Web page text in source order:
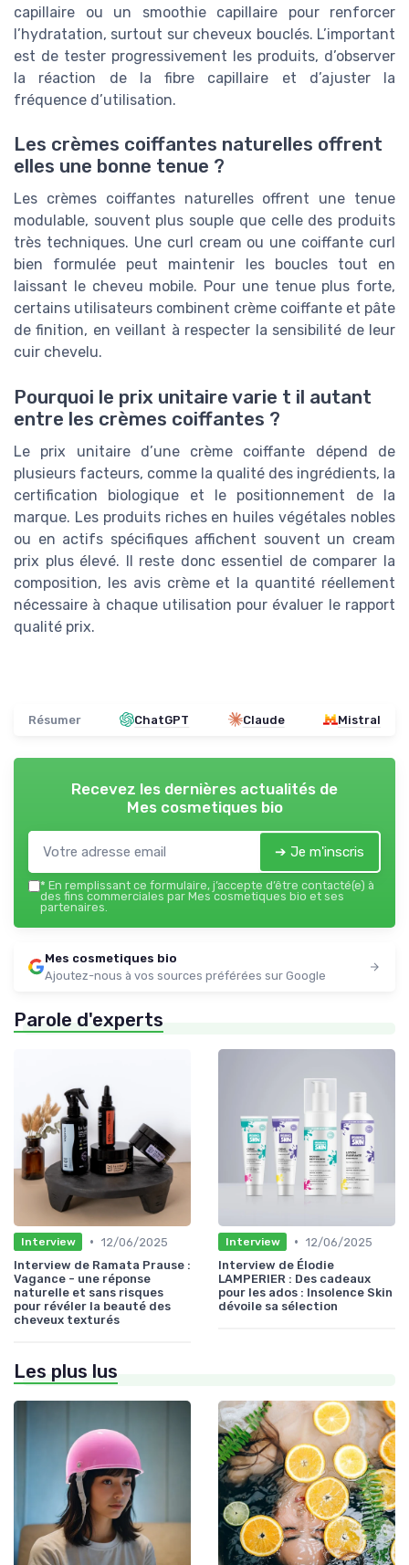
capillaire ou un smoothie capillaire pour renforcer
l’hydratation, surtout sur cheveux bouclés. L’important
est de tester progressivement les produits, d’observer
la réaction de la fibre capillaire et d’ajuster la
fréquence d’utilisation.
Les crèmes coiffantes naturelles offrent
elles une bonne tenue ?
Les crèmes coiffantes naturelles offrent une tenue
modulable, souvent plus souple que celle des produits
très techniques. Une curl cream ou une coiffante curl
bien formulée peut maintenir les boucles tout en
laissant le cheveu mobile. Pour une tenue plus forte,
certains utilisateurs combinent crème coiffante et pâte
de finition, en veillant à respecter la sensibilité de leur
cuir chevelu.
Pourquoi le prix unitaire varie t il autant
entre les crèmes coiffantes ?
Le prix unitaire d’une crème coiffante dépend de
plusieurs facteurs, comme la qualité des ingrédients, la
certification biologique et le positionnement de la
marque. Les produits riches en huiles végétales nobles
ou en actifs spécifiques affichent souvent un cream
prix plus élevé. Il reste donc essentiel de comparer la
composition, les avis crème et la quantité réellement
nécessaire à chaque utilisation pour évaluer le rapport
qualité prix.
Résumer ChatGPT Claude Mistral
Recevez les dernières actualités de
Mes cosmetiques bio
➔ Je m'inscris
* En remplissant ce formulaire, j’accepte d’être contacté(e) à
des fins commerciales par Mes cosmetiques bio et ses
partenaires.
Mes cosmetiques bio
Ajoutez-nous à vos sources préférées sur Google
Parole d'experts
Interview • 12/06/2025
Interview de Ramata Prause :
Vagance - une réponse
naturelle et sans risques
pour révéler la beauté des
cheveux texturés
Interview • 12/06/2025
Interview de Élodie
LAMPERIER : Des cadeaux
pour les ados : Insolence Skin
dévoile sa sélection
Les plus lus